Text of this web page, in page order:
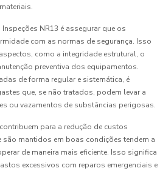
NR13 é assegurar que os
com as normas de segurança. Isso
como a integridade estrutural, o
preventiva dos equipamentos.
de forma regular e sistemática, é
que, se não tratados, podem levar a
ou vazamentos de substâncias perigosas.
para a redução de custos
mantidos em boas condições tendem a
de maneira mais eficiente. Isso significa
excessivos com reparos emergenciais e